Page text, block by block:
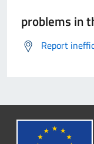
problems in
Report